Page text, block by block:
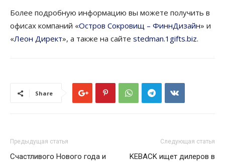
Более подробную информацию вы можете получить в
офисах компаний «Остров Сокровищ – ФиннДизайн» и
«Леон Директ», а также на сайте stedman.1gifts.biz.
Share
Предыдущая статья
Счастливого Нового года и
Следующая статья
KEBACK ищет дилеров в